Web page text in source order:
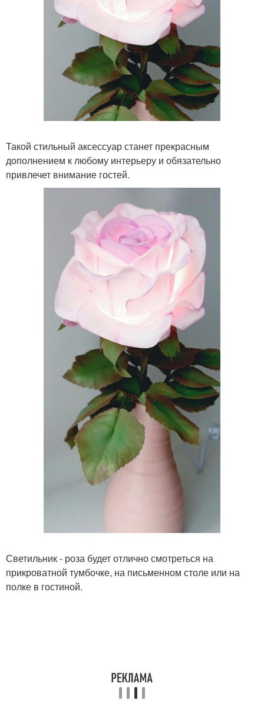
Такой стильный аксессуар станет прекрасным
дополнением к любому интерьеру и обязательно
привлечет внимание гостей.
Светильник - роза будет отлично смотреться на
прикроватной тумбочке, на письменном столе или на
полке в гостиной.